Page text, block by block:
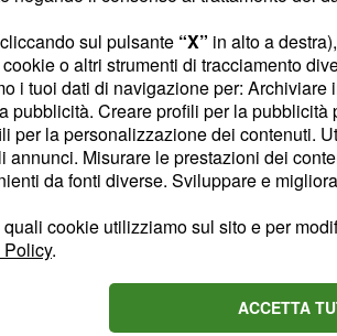
giornate di gare, in cui
l'una contro l'altra secondo
.
sul pulsante “X” in alto a
o altri strumenti di tracciamento
i tuoi dati di navigazione per:
pubblicità. Creare profili per la
per la personalizzazione dei contenuti.
annunci. Misurare le prestazioni dei
da fonti diverse. Sviluppare e
cookie utilizziamo sul sito e per
.
ACCETTA